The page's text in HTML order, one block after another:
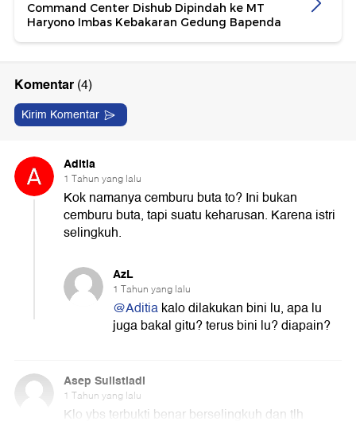
Command Center Dishub Dipindah ke MT
Haryono Imbas Kebakaran Gedung Bapenda